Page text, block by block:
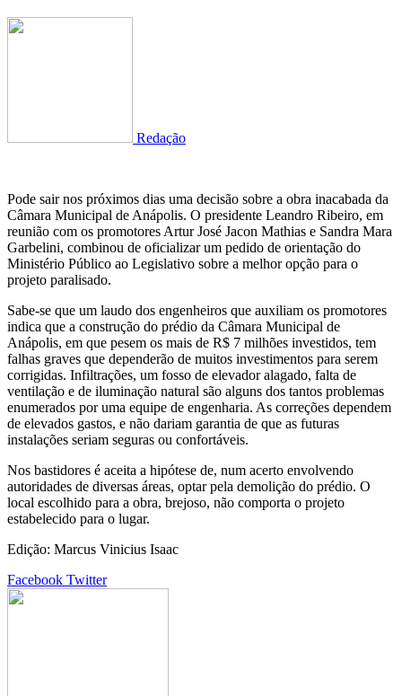
Redação
Pode sair nos próximos dias uma decisão sobre a obra inacabada da
Câmara Municipal de Anápolis. O presidente Leandro Ribeiro, em
reunião com os promotores Artur José Jacon Mathias e Sandra Mara
Garbelini, combinou de oficializar um pedido de orientação do
Ministério Público ao Legislativo sobre a melhor opção para o
projeto paralisado.
Sabe-se que um laudo dos engenheiros que auxiliam os promotores
indica que a construção do prédio da Câmara Municipal de
Anápolis, em que pesem os mais de R$ 7 milhões investidos, tem
falhas graves que dependerão de muitos investimentos para serem
corrigidas. Infiltrações, um fosso de elevador alagado, falta de
ventilação e de iluminação natural são alguns dos tantos problemas
enumerados por uma equipe de engenharia. As correções dependem
de elevados gastos, e não dariam garantia de que as futuras
instalações seriam seguras ou confortáveis.
Nos bastidores é aceita a hipótese de, num acerto envolvendo
autoridades de diversas áreas, optar pela demolição do prédio. O
local escolhido para a obra, brejoso, não comporta o projeto
estabelecido para o lugar.
Edição: Marcus Vinicius Isaac
Facebook TwitterGoogle+
LinkedIn
StumbleUpon
Tumblr
Pinterest
Reddit
VKontakte
Share
Print